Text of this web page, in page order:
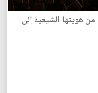
هويتها الشيعية إلى